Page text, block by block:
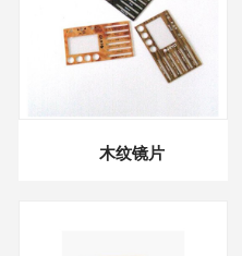
木纹镜片